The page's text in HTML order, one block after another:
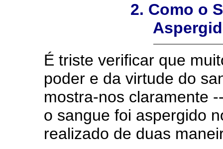
2. Como o
É triste verificar que
poder e da virtude do
mostra-nos claramente
o sangue foi aspergido
realizado de duas